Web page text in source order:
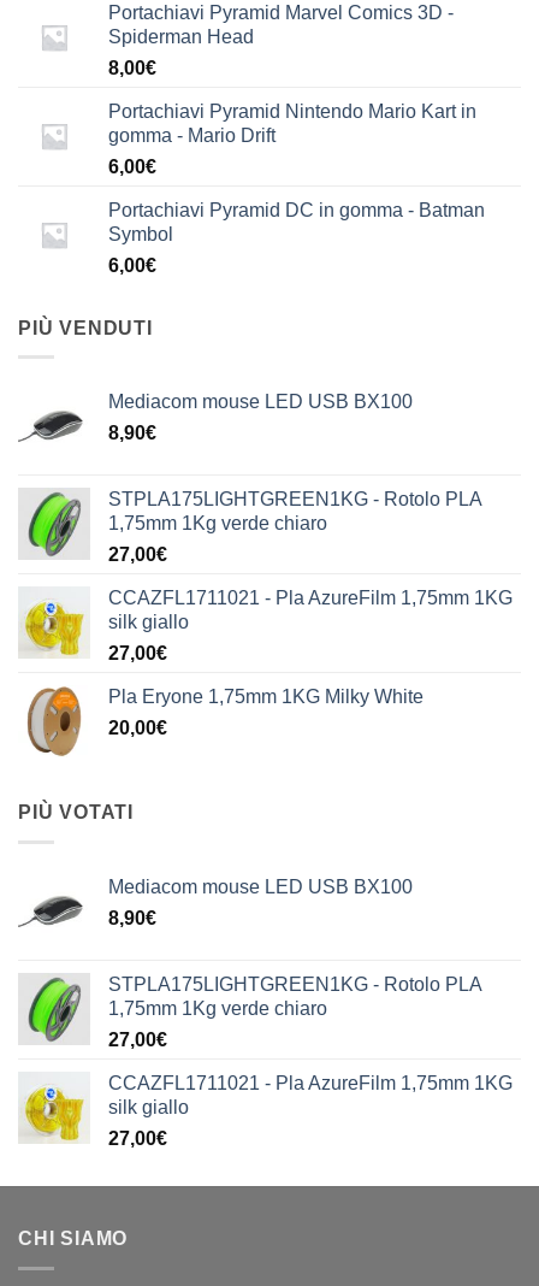
Portachiavi Pyramid Marvel Comics 3D -
Spiderman Head
8,00€
Portachiavi Pyramid Nintendo Mario Kart in
gomma - Mario Drift
6,00€
Portachiavi Pyramid DC in gomma - Batman
Symbol
6,00€
PIÙ VENDUTI
Mediacom mouse LED USB BX100
8,90€
STPLA175LIGHTGREEN1KG - Rotolo PLA
1,75mm 1Kg verde chiaro
27,00€
CCAZFL1711021 - Pla AzureFilm 1,75mm 1KG
silk giallo
27,00€
Pla Eryone 1,75mm 1KG Milky White
20,00€
PIÙ VOTATI
Mediacom mouse LED USB BX100
8,90€
STPLA175LIGHTGREEN1KG - Rotolo PLA
1,75mm 1Kg verde chiaro
27,00€
CCAZFL1711021 - Pla AzureFilm 1,75mm 1KG
silk giallo
27,00€
CHI SIAMO